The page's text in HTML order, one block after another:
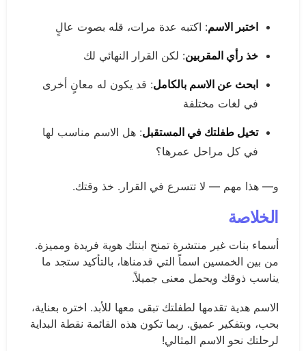
اختبر الاسم: اكتبه عدة مرات، قله بصوت عالٍ
خذ رأي المقربين: لكن القرار النهائي لك
ابحث عن الاسم بالكامل: قد يكون له معانٍ أخرى
في لغات مختلفة
تخيل طفلتك في المستقبل: هل الاسم مناسب لها
في كل مراحل عمرها؟
و— هذا مهم — لا تتسرع في القرار. خذ وقتك.
الخلاصة
أسماء بنات غير منتشرة تمنح ابنتك هوية فريدة ومميزة.
من بين الخمسين اسماً التي قدمناها، بالتأكيد ستجد ما
يناسب ذوقك ويحمل معنى جميلاً.
الاسم هدية تقدمها لطفلتك تبقى معها للأبد. اختره بعناية،
بحب، وبتفكير عميق. ربما تكون هذه القائمة نقطة البداية
لرحلتك نحو الاسم المثالي!